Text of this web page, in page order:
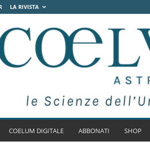
LA RIVISTA
COELUM DIGITALE ABBONATI SHOP